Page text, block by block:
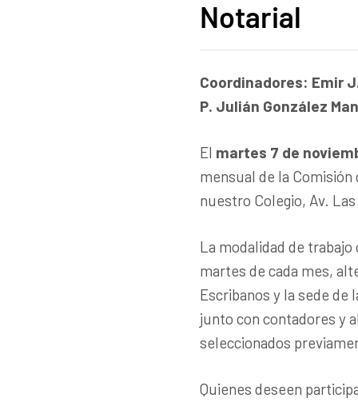
Notarial
Coordinadores: Emir
P. Julián González
El martes 7 de
mensual de la
nuestro Colegio, Av. Las
La modalidad de
martes de cada mes,
Escribanos y la sede de
junto con contadores y
seleccionados
Quienes deseen